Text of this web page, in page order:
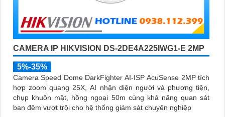
CAMERA IP HIKVISION DS-2DE4A225IWG1-E 2MP
5%-35%
Camera Speed Dome DarkFighter AI-ISP AcuSense 2MP tích
hợp zoom quang 25X, AI nhận diện người và phương tiện,
chụp khuôn mặt, hồng ngoại 50m cùng khả năng quan sát
ban đêm vượt trội cho hệ thống giám sát chuyên nghiệp